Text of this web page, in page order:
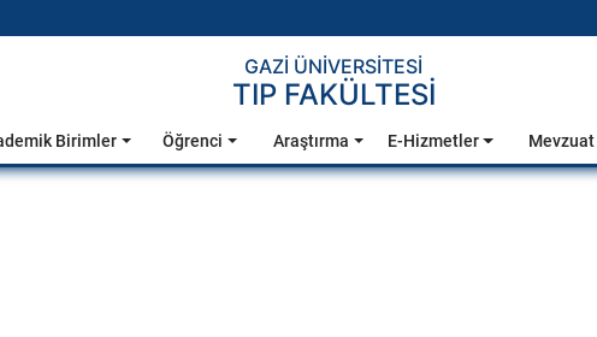
GAZİ ÜNİVERSİTESİ
TIP FAKÜLTESİ
Birimler Öğrenci Araştırma E-Hizmetler Mevzuat